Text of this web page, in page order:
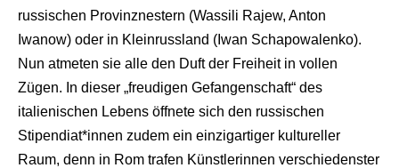
russischen Provinznestern (Wassili Rajew, Anton
Iwanow) oder in Kleinrussland (Iwan Schapowalenko).
Nun atmeten sie alle den Duft der Freiheit in vollen
Zügen. In dieser „freudigen Gefangenschaft“ des
italienischen Lebens öffnete sich den russischen
Stipendiat*innen zudem ein einzigartiger kultureller
Raum, denn in Rom trafen Künstlerinnen verschiedenster